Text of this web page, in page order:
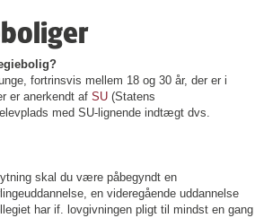
fortrinsvis mellem 18 og 30 år, der er i
er anerkendt af SU (Statens
med SU-lignende indtægt dvs.
skal du være påbegyndt en
en videregående uddannelse
har if. lovgivningen pligt til mindst en gang